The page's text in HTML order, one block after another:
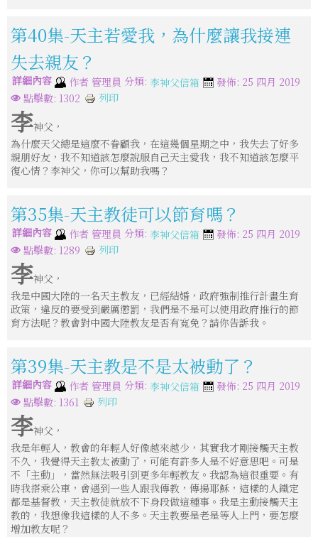
第40集-天主若愛我，為什麼讓我接連
失去親友？
詳細內容 作者 管理員 分類: 李神父信箱
發佈: 25 四月 2019
點擊數: 1302
列印
李神父，
為什麼天父總是這麼不眷顧我，在這幾個星期之中，我失去了好多
親朋好友，我不知道該怎麼說服自己天主愛我，我不知道該怎麼平
復心情？李神父，你可以幫助我嗎？
第35集-天主教徒可以節育嗎？
詳細內容 作者 管理員 分類: 李神父信箱
發佈: 25 四月 2019
點擊數: 1289
列印
李神父，
我是中國大陸的一名天主教友，已經結婚，政府強制推行計畫生育
政策，違反的要受到嚴厲懲罰，我們是不是可以使用政府推行的節
育方法呢？教會對中國大陸教友是否有寬免？請你告訴我。
第39集-天主教是不是太被動了？
詳細內容 作者 管理員 分類: 李神父信箱
發佈: 25 四月 2019
點擊數: 1361
列印
李神父，
我是年輕人，教會的年輕人好像越來越少，其實我才剛接觸天主教
不久，我覺得天主教太被動了，可能有許多人是不好意思吧。可是
不「主動」，當然無法吸引到更多年輕教友。我認為這很重要。有
時我搭乘公車，會遇到一些人跟我傳教，傳揚耶穌，這樣的人鐵定
都是基督教，天主教徒就放不下身段做這種事。我是主動接觸天主
教的，我想像我這樣的人不多。天主教要是老是等人上門，要怎麼
增加教友呢？